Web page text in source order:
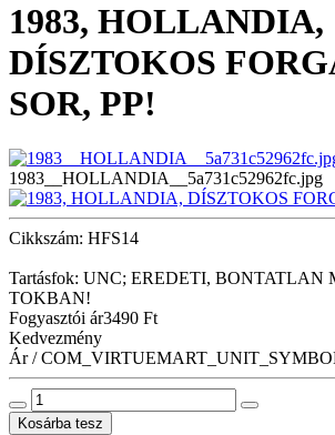
1983, HOLLANDIA,
DÍSZTOKOS
SOR, PP!
1983__HOLLANDIA__5a731c52962fc.jpg
Cikkszám: HFS14
Tartásfok: UNC; EREDETI, BONTATLAN
TOKBAN!
Fogyasztói ár3490 Ft
Kedvezmény
Ár /